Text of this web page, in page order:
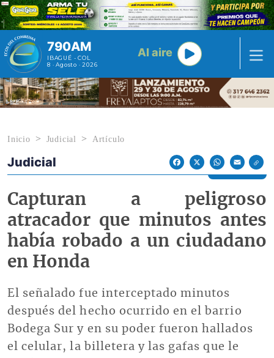
Pasar al contenido principal
790AM
IBAGUÉ - COL
8 · Agosto · 2026
Al aire
Inicio Judicial Artículo
Econoticias y Eventos
Judicial
FacebookX WhatsAppEmail
Capturan a peligroso
atracador que minutos antes
había robado a un ciudadano
en Honda
El señalado fue interceptado minutos
después del hecho ocurrido en el barrio
Bodega Sur y en su poder fueron hallados
el celular, la billetera y las gafas que le